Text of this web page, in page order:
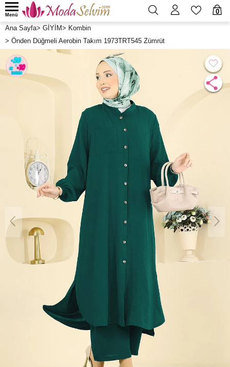
0
Menü
Ana Sayfa> GİYİM> Kombin
> Önden Düğmeli Aerobin Takım 1973TRT545 Zümrüt